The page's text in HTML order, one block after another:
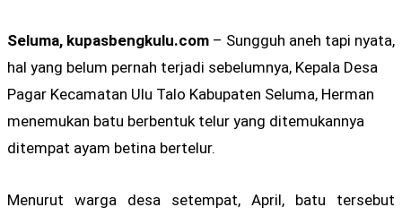
Seluma, kupasbengkulu.com – Sungguh aneh tapi nyata,
hal yang belum pernah terjadi sebelumnya, Kepala Desa
Pagar Kecamatan Ulu Talo Kabupaten Seluma, Herman
menemukan batu berbentuk telur yang ditemukannya
ditempat ayam betina bertelur.
Menurut warga desa setempat, April, batu tersebut